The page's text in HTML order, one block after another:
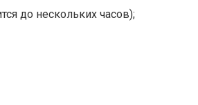
до нескольких часов);